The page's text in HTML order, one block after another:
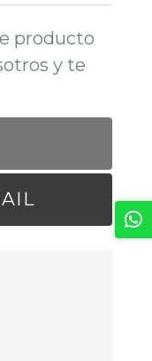
producto
y te